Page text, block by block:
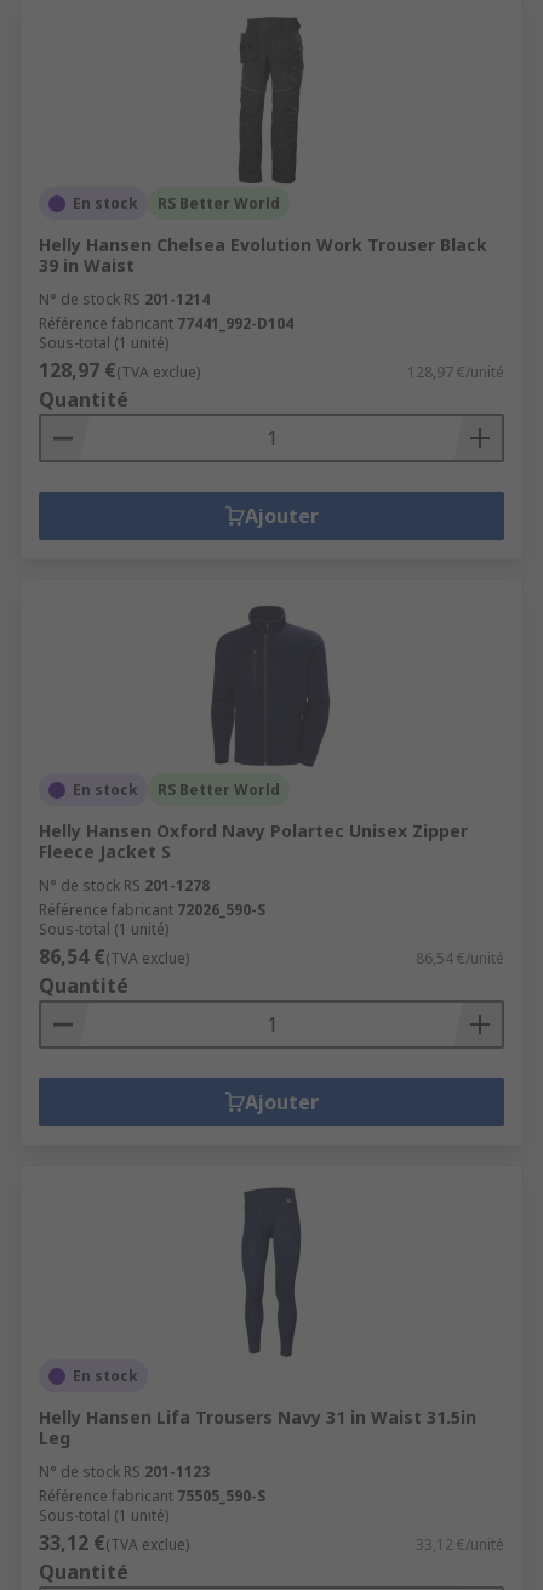
En stock RS Better World
Helly Hansen Chelsea Evolution Work Trouser Black
39 in Waist
N° de stock RS 201-1214
Référence fabricant 77441_992-D104
Sous-total (1 unité)
128,97 €(TVA exclue) 128,97 €/unité
Quantité
Ajouter
En stock RS Better World
Helly Hansen Oxford Navy Polartec Unisex Zipper
Fleece Jacket S
N° de stock RS 201-1278
Référence fabricant 72026_590-S
Sous-total (1 unité)
86,54 €(TVA exclue) 86,54 €/unité
Quantité
Ajouter
En stock
Helly Hansen Lifa Trousers Navy 31 in Waist 31.5in
Leg
N° de stock RS 201-1123
Référence fabricant 75505_590-S
Sous-total (1 unité)
33,12 €(TVA exclue) 33,12 €/unité
Quantité